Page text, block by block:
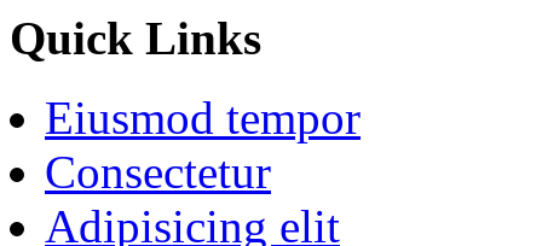
Quick Links
Eiusmod tempor
Consectetur
Adipisicing elit